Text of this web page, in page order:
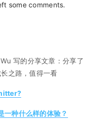
some comments.
写的分享文章：分享了
之路，值得一看
种什么样的体验？